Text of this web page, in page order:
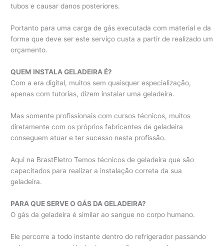
tubos e causar danos posteriores.
Portanto para uma carga de gás executada com material e da
forma que deve ser este serviço custa a partir de realizado um
orçamento.
QUEM INSTALA GELADEIRA É?
Com a era digital, muitos sem quaisquer especialização,
apenas com tutorias, dizem instalar uma geladeira.
Mas somente profissionais com cursos técnicos, muitos
diretamente com os próprios fabricantes de geladeira
conseguem atuar e ter sucesso nesta profissão.
Aqui na BrastEletro Temos técnicos de geladeira que são
capacitados para realizar a instalação correta da sua
geladeira.
PARA QUE SERVE O GÁS DA GELADEIRA?
O gás da geladeira é similar ao sangue no corpo humano.
Ele percorre a todo instante dentro do refrigerador passando